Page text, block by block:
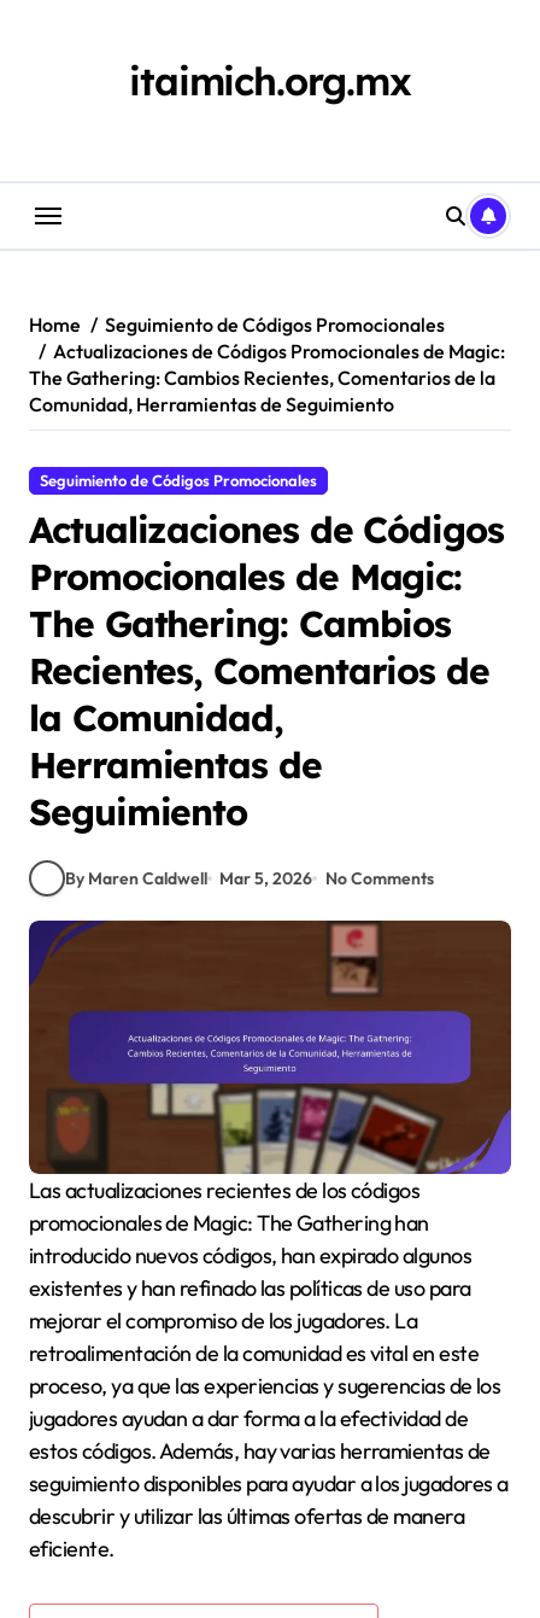
itaimich.org.mx
Home
Seguimiento de Códigos Promocionales
Actualizaciones de Códigos Promocionales de Magic:
The Gathering: Cambios Recientes, Comentarios de la
Comunidad, Herramientas de Seguimiento
Seguimiento de Códigos Promocionales
Actualizaciones de Códigos
Promocionales de Magic:
The Gathering: Cambios
Recientes, Comentarios de
la Comunidad,
Herramientas de
Seguimiento
By Maren Caldwell Mar 5, 2026 No Comments
Las actualizaciones recientes de los códigos
promocionales de Magic: The Gathering han
introducido nuevos códigos, han expirado algunos
existentes y han refinado las políticas de uso para
mejorar el compromiso de los jugadores. La
retroalimentación de la comunidad es vital en este
proceso, ya que las experiencias y sugerencias de los
jugadores ayudan a dar forma a la efectividad de
estos códigos. Además, hay varias herramientas de
seguimiento disponibles para ayudar a los jugadores a
descubrir y utilizar las últimas ofertas de manera
eficiente.